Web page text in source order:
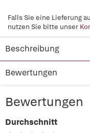
Falls Sie eine Lieferung
nutzen Sie bitte unser
Beschreibung
Bewertungen
Bewertungen
Durchschnitt